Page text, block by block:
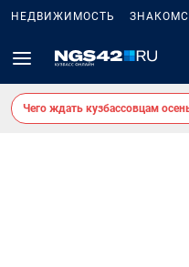
НЕДВИЖИМОСТЬ
Чего ждать кузбассовцам